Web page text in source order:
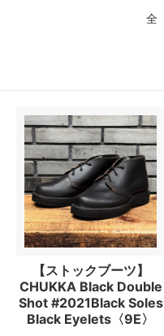
全
【ストックブーツ】
CHUKKA Black Double
Shot #2021Black Soles
Black Eyelets〈9E〉